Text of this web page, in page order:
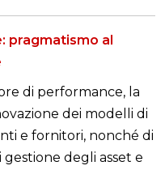
pragmatismo al
di performance, la
dei modelli di
e fornitori, nonché di
degli asset e